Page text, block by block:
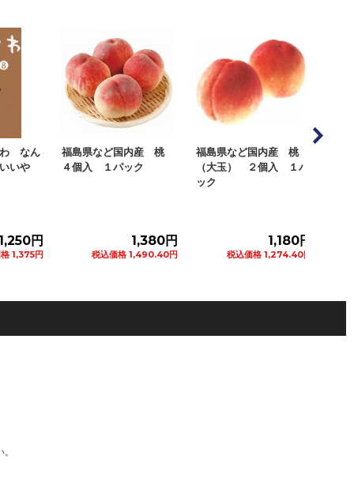
産 桃
円
円
福島県など国内産 桃
（大玉） ２個入 １パ
1,180円
税込価格 1,274.40円
山梨県など国内産 春日
居のもも ２Ｌサイズ
２個入 １パッ...
1,280円
税込価格 1,382.40円